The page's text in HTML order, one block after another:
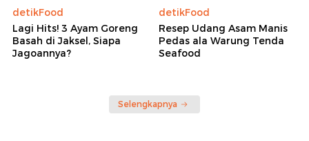
detikFood
Lagi Hits! 3 Ayam Goreng
Basah di Jaksel, Siapa
Jagoannya?
detikFood
Resep Udang Asam Manis
Pedas ala Warung Tenda
Seafood
Selengkapnya